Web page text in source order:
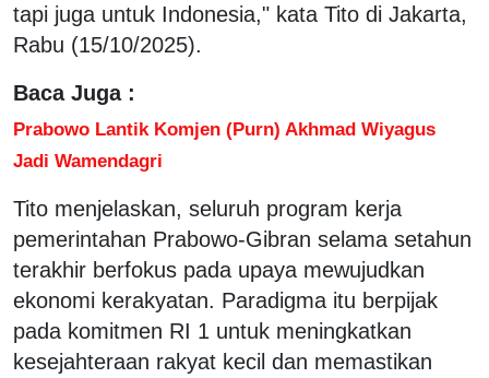
tapi juga untuk Indonesia," kata Tito di Jakarta,
Rabu (15/10/2025).
Baca Juga :
Prabowo Lantik Komjen (Purn) Akhmad Wiyagus
Jadi Wamendagri
Tito menjelaskan, seluruh program kerja
pemerintahan Prabowo-Gibran selama setahun
terakhir berfokus pada upaya mewujudkan
ekonomi kerakyatan. Paradigma itu berpijak
pada komitmen RI 1 untuk meningkatkan
kesejahteraan rakyat kecil dan memastikan